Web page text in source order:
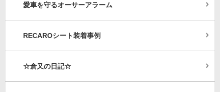
愛車を守るオーサーアラーム
RECAROシート装着事例
☆倉又の日記☆